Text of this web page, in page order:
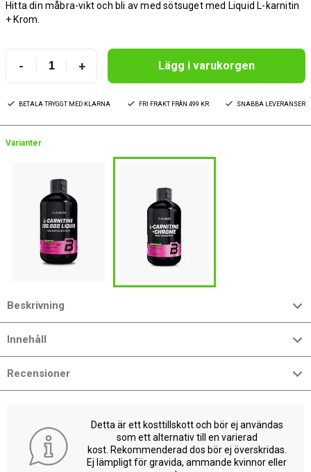
Hitta din måbra-vikt och bli av med sötsuget med Liquid L-karnitin
+ Krom.
- + Lägg i varukorgen
BETALA TRYGGT MED KLARNA FRI FRAKT FRÅN 499 KR SNABBA LEVERANSER
Varianter
Beskrivning
Innehåll
Recensioner
Detta är ett kosttillskott och bör ej användas
som ett alternativ till en varierad
kost. Rekommenderad dos bör ej överskridas.
Ej lämpligt för gravida, ammande kvinnor eller